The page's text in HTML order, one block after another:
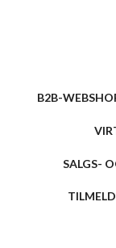
B2B-
SALGS-